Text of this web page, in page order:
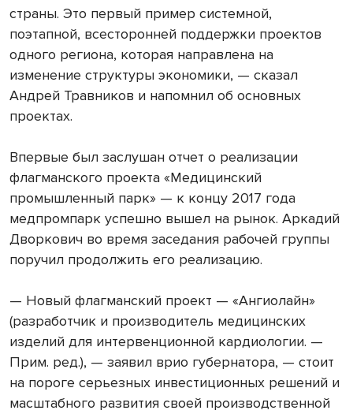
страны. Это первый пример системной,
поэтапной, всесторонней поддержки проектов
одного региона, которая направлена на
изменение структуры экономики, — сказал
Андрей Травников и напомнил об основных
проектах.
Впервые был заслушан отчет о реализации
флагманского проекта «Медицинский
промышленный парк» — к концу 2017 года
медпромпарк успешно вышел на рынок. Аркадий
Дворкович во время заседания рабочей группы
поручил продолжить его реализацию.
— Новый флагманский проект — «Ангиолайн»
(разработчик и производитель медицинских
изделий для интервенционной кардиологии. —
Прим. ред.), — заявил врио губернатора, — стоит
на пороге серьезных инвестиционных решений и
масштабного развития своей производственной